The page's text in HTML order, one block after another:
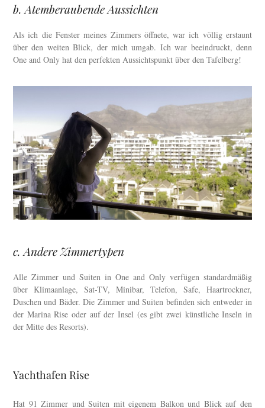
b. Atemberaubende Aussichten
Als ich die Fenster meines Zimmers öffnete, war ich völlig erstaunt
über den weiten Blick, der mich umgab. Ich war beeindruckt, denn
One and Only hat den perfekten Aussichtspunkt über den Tafelberg!
c. Andere Zimmertypen
Alle Zimmer und Suiten in One and Only verfügen standardmäßig
über Klimaanlage, Sat-TV, Minibar, Telefon, Safe, Haartrockner,
Duschen und Bäder. Die Zimmer und Suiten befinden sich entweder in
der Marina Rise oder auf der Insel (es gibt zwei künstliche Inseln in
der Mitte des Resorts).
Yachthafen Rise
Hat 91 Zimmer und Suiten mit eigenem Balkon und Blick auf den